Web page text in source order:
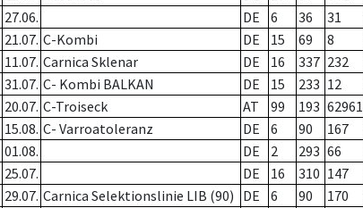
27.06. DE 6 36 31
21.07. C-Kombi DE 15 69 8
11.07. Carnica Sklenar DE 16 337 232
31.07. C- Kombi BALKAN DE 15 233 12
20.07. C-Troiseck AT 99 193 62961
15.08. C- Varroatoleranz DE 6 90 167
01.08. DE 2 293 66
25.07. DE 16 310 147
29.07. Carnica Selektionslinie LIB (90) DE 6 90 170